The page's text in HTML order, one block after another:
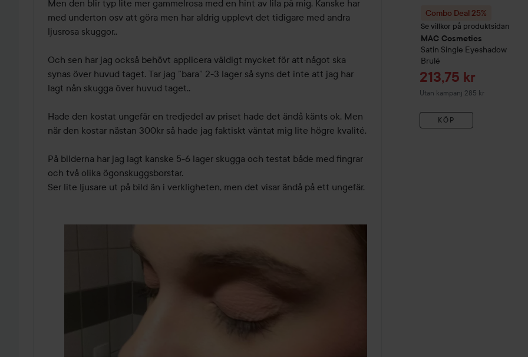
Men den blir typ lite mer gammelrosa med en hint av lila på mig. Kanske har
med underton osv att göra men har aldrig upplevt det tidigare med andra
ljusrosa skuggor..
Och sen har jag också behövt applicera väldigt mycket för att något ska
synas över huvud taget. Tar jag ”bara” 2-3 lager så syns det inte att jag har
lagt nån skugga över huvud taget..
Hade den kostat ungefär en tredjedel av priset hade det ändå känts ok. Men
när den kostar nästan 300kr så hade jag faktiskt väntat mig lite högre kvalité.
På bilderna har jag lagt kanske 5-6 lager skugga och testat både med fingrar
och två olika ögonskuggsborstar.
Ser lite ljusare ut på bild än i verkligheten, men det visar ändå på ett ungefär.
Combo Deal 25%
Se villkor på produktsidan
MAC Cosmetics
Satin Single Eyeshadow
Brulé
Reapris
213,75 kr
Utan kampanj 285 kr
KÖP